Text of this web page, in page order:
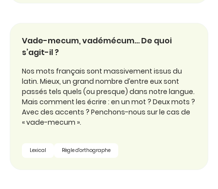
Vade-mecum, vadémécum… De quoi
s’agit-il ?
Nos mots français sont massivement issus du
latin. Mieux, un grand nombre d’entre eux sont
passés tels quels (ou presque) dans notre langue.
Mais comment les écrire : en un mot ? Deux mots ?
Avec des accents ? Penchons-nous sur le cas de
« vade-mecum ».
Lexical Règle d'orthographe